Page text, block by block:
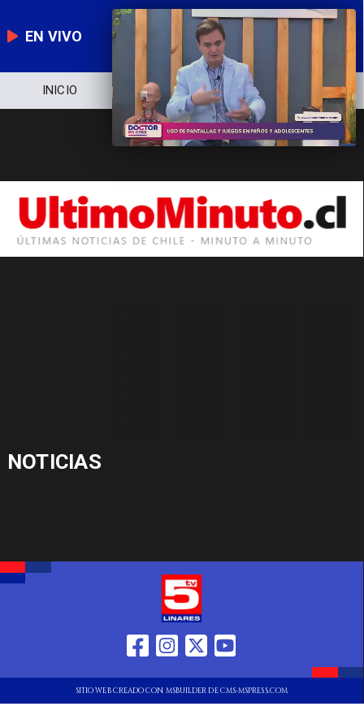
EN VIVO
INICIO NOTICIERO POLÍTICA
NOTICIAS
SITIO WEB CREADO CON MSBUILDER DE CMS-MSPRESS.COM